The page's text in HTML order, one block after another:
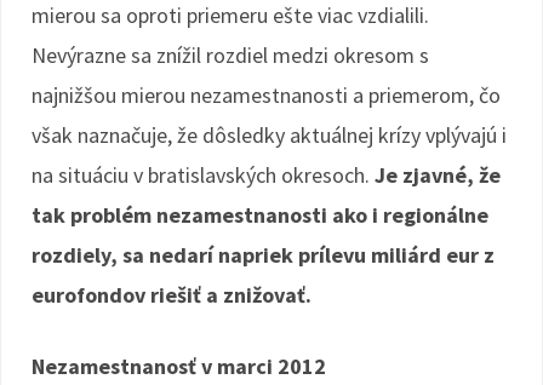
mierou sa oproti priemeru ešte viac vzdialili.
Nevýrazne sa znížil rozdiel medzi okresom s
najnižšou mierou nezamestnanosti a priemerom, čo
však naznačuje, že dôsledky aktuálnej krízy vplývajú i
na situáciu v bratislavských okresoch. Je zjavné, že
tak problém nezamestnanosti ako i regionálne
rozdiely, sa nedarí napriek prílevu miliárd eur z
eurofondov riešiť a znižovať.
Nezamestnanosť v marci 2012